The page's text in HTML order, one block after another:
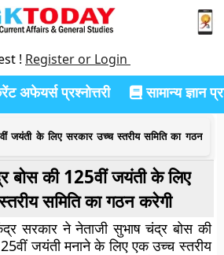
! Register or Login
अफेयर्स प्रश्नोत्तरी सामान्य ज्ञान
जयंती के लिए सरकार उच्च स्तरीय समिति का गठन
बोस की 125वीं जयंती के लिए
समिति का गठन करेगी
सरकार ने नेताजी सुभाष चंद्र बोस की
जयंती मनाने के लिए एक उच्च स्तरीय